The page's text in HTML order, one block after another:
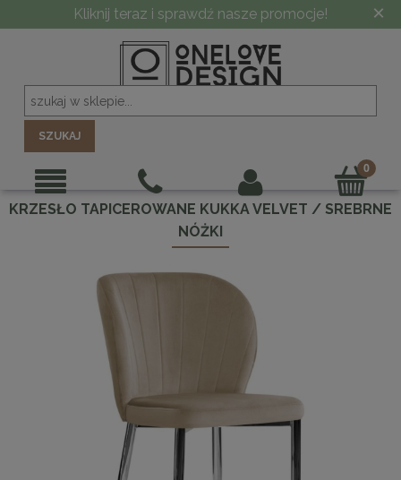
Kliknij teraz i sprawdź nasze promocje! ×
SZUKAJ
KRZESŁO TAPICEROWANE KUKKA VELVET / SREBRNE
NÓŻKI